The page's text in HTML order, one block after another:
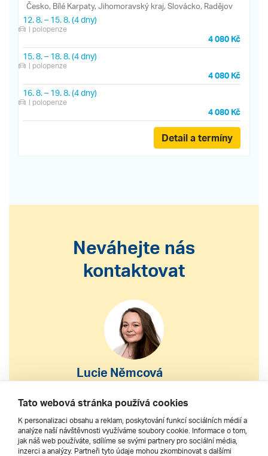
Česko, Bílé Karpaty, Jihomoravský kraj, Slovácko, Radějov
12. 8.– 15. 8.(4 dny)
| polopenze
4 080 Kč
15. 8.– 18. 8.(4 dny)
| polopenze
4 080 Kč
16. 8.– 19. 8.(4 dny)
| polopenze
4 080 Kč
Detail a termíny
Neváhejte nás
kontaktovat
Lucie Němcová
S výběrem nebo nákupem
zájezdu vám pomohu
Tato webová stránka používá cookies
K personalizaci obsahu a reklam, poskytování funkcí sociálních médií a
analýze naší návštěvnosti využíváme soubory cookie. Informace o tom,
jak náš web používáte, sdílíme se svými partnery pro sociální média,
inzerci a analýzy. Partneři tyto údaje mohou zkombinovat s dalšími